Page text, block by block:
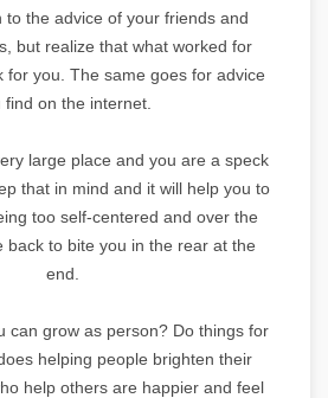
to the advice of your friends and
but realize that what worked for
for you. The same goes for advice
find on the internet.
large place and you are a speck
that in mind and it will help you to
too self-centered and over the
back to bite you in the rear at the
end.
can grow as person? Do things for
helping people brighten their
help others are happier and feel